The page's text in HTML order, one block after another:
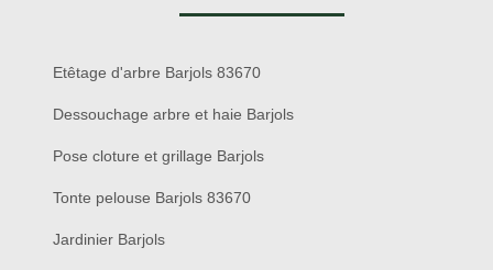
Etêtage d'arbre Barjols 83670
Dessouchage arbre et haie Barjols
Pose cloture et grillage Barjols
Tonte pelouse Barjols 83670
Jardinier Barjols